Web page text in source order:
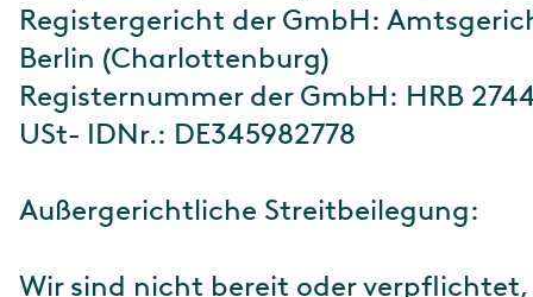
Registergericht der GmbH:
Berlin (Charlottenburg)
Registernummer der GmbH: HRB
USt- IDNr.: DE345982778
Außergerichtliche Streitbeilegung:
Wir sind nicht bereit oder